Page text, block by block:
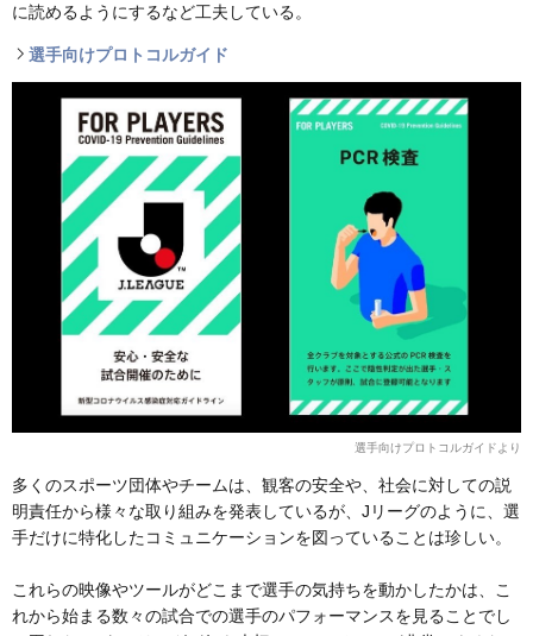
に読めるようにするなど工夫している。
選手向けプロトコルガイド
選手向けプロトコルガイドより
多くのスポーツ団体やチームは、観客の安全や、社会に対しての説
明責任から様々な取り組みを発表しているが、Jリーグのように、選
手だけに特化したコミュニケーションを図っていることは珍しい。
これらの映像やツールがどこまで選手の気持ちを動かしたかは、こ
れから始まる数々の試合での選手のパフォーマンスを見ることでし